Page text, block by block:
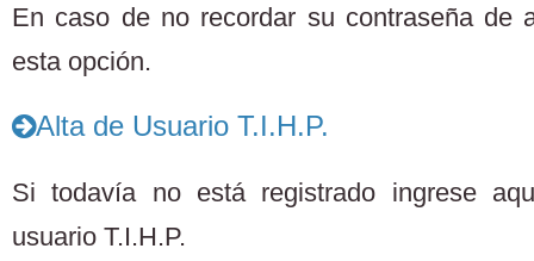
En caso de no recordar su contraseña de
esta opción.
Alta de Usuario T.I.H.P.
Si todavía no está registrado ingrese
usuario T.I.H.P.